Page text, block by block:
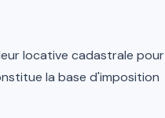
locative cadastrale pour
la base d'imposition